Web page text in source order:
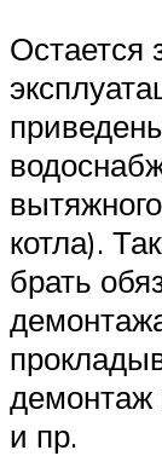
Остается
котла).
брать
демонтаж
и пр.